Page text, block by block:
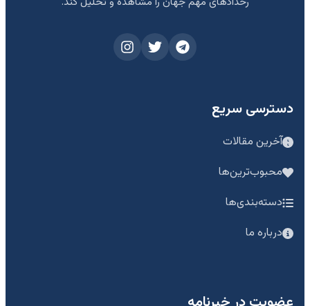
دسترسی سریع
آخرین مقالات
محبوب‌ترین‌ها
دسته‌بندی‌ها
درباره ما